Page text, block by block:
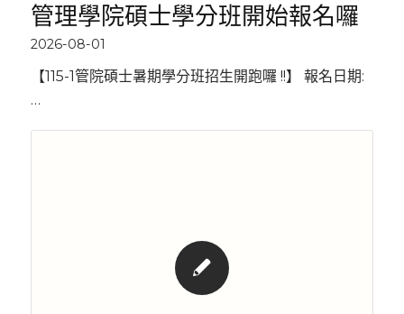
管理學院碩士學分班開始報名囉
2026-08-01
【115-1管院碩士暑期學分班招生開跑囉 !!】 報名日期:
…